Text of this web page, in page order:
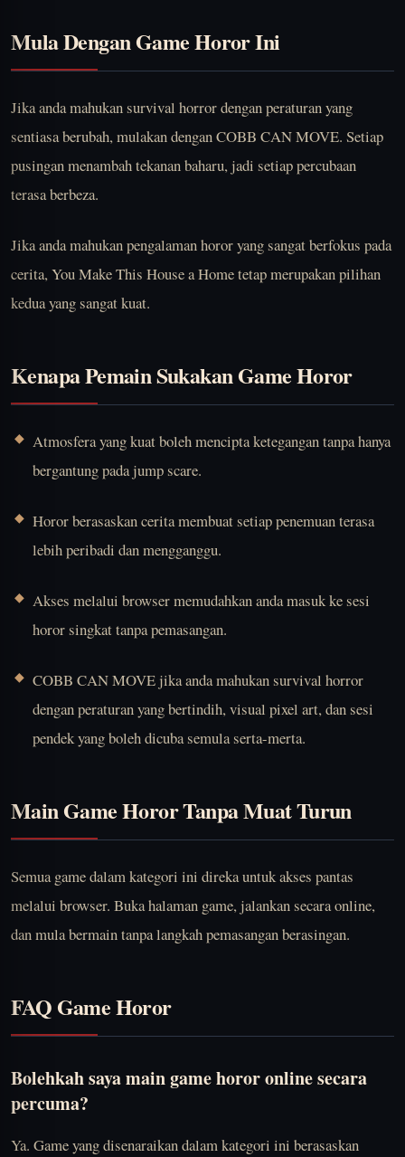
Mula Dengan Game Horor Ini
Jika anda mahukan survival horror dengan peraturan yang
sentiasa berubah, mulakan denganCOBB CAN MOVE. Setiap
pusingan menambah tekanan baharu, jadi setiap percubaan
terasa berbeza.
Jika anda mahukan pengalaman horor yang sangat berfokus pada
cerita,You Make This House a Hometetap merupakan pilihan
kedua yang sangat kuat.
Kenapa Pemain Sukakan Game Horor
Atmosfera yang kuat boleh mencipta ketegangan tanpa hanya
bergantung pada jump scare.
Horor berasaskan cerita membuat setiap penemuan terasa
lebih peribadi dan mengganggu.
Akses melalui browser memudahkan anda masuk ke sesi
horor singkat tanpa pemasangan.
COBB CAN MOVE jika anda mahukan survival horror
dengan peraturan yang bertindih, visual pixel art, dan sesi
pendek yang boleh dicuba semula serta-merta.
Main Game Horor Tanpa Muat Turun
Semua game dalam kategori ini direka untuk akses pantas
melalui browser. Buka halaman game, jalankan secara online,
dan mula bermain tanpa langkah pemasangan berasingan.
FAQ Game Horor
Bolehkah saya main game horor online secara
percuma?
Ya. Game yang disenaraikan dalam kategori ini berasaskan